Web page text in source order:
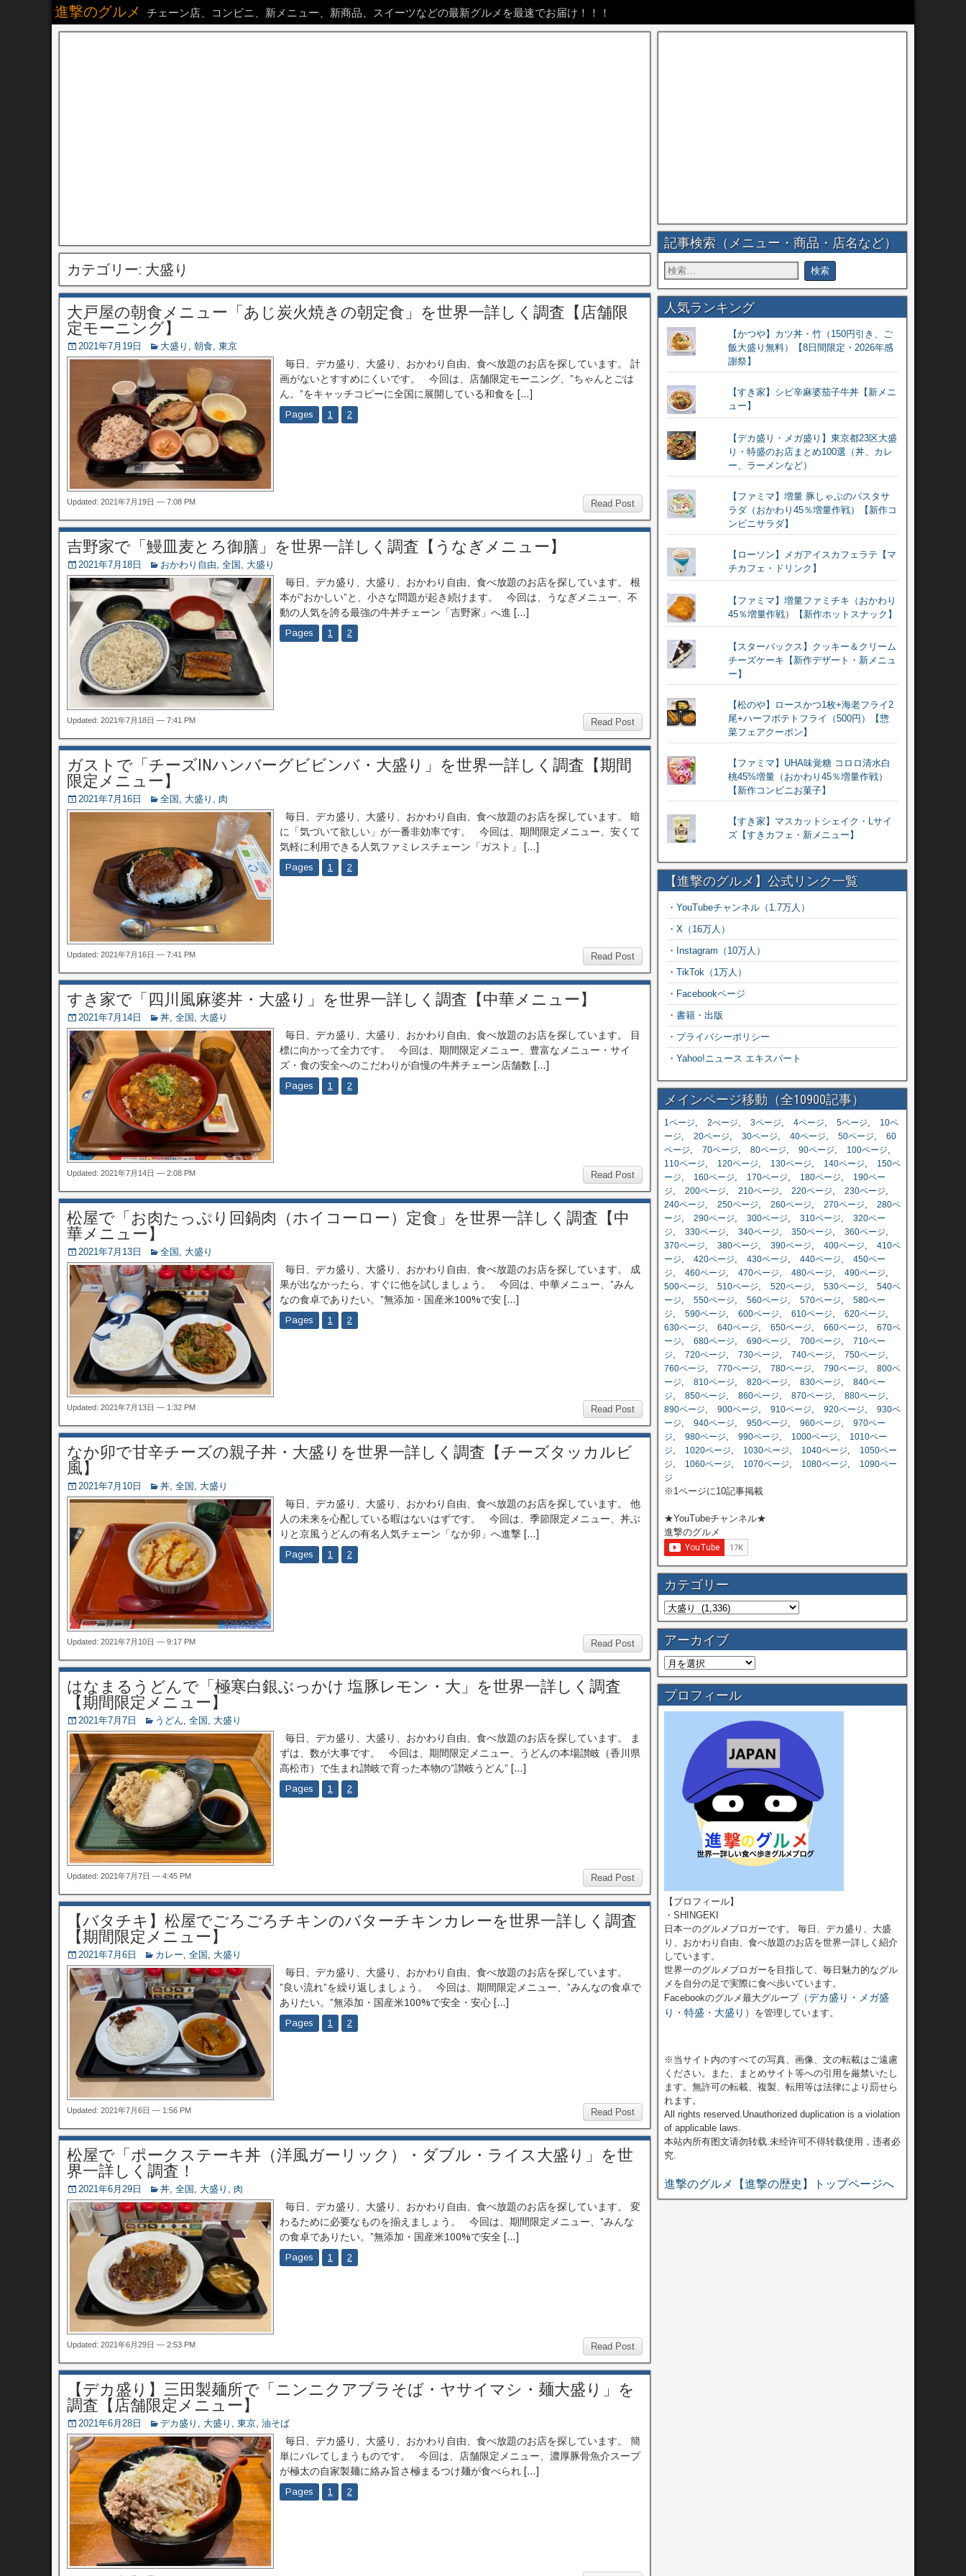
進撃のグルメ チェーン店、コンビニ、新メニュー、新商品、スイーツなどの最新グルメを最速でお届け！！！
カテゴリー: 大盛り
大戸屋の朝食メニュー「あじ炭火焼きの朝定食」を世界一詳しく調査【店舗限
定モーニング】
2021年7月19日 大盛り , 朝食, 東京
毎日、デカ盛り、大盛り、おかわり自由、食べ放題のお店を探しています。 計
画がないとすすめにくいです。 今回は、店舗限定モーニング、”ちゃんとごは
ん。”をキャッチコピーに全国に展開している和食を […]
Pages 1 2
Read Post
Updated: 2021年7月19日 — 7:08 PM
吉野家で「鰻皿麦とろ御膳」を世界一詳しく調査【うなぎメニュー】
2021年7月18日 おかわり自由, 全国 , 大盛り
毎日、デカ盛り、大盛り、おかわり自由、食べ放題のお店を探しています。 根
本が”おかしい”と、小さな問題が起き続けます。 今回は、うなぎメニュー、不
動の人気を誇る最強の牛丼チェーン「吉野家」へ進 […]
Pages 1 2
Read Post
Updated: 2021年7月18日 — 7:41 PM
ガストで「チーズINハンバーグビビンバ・大盛り」を世界一詳しく調査【期間
限定メニュー】
2021年7月16日 全国 , 大盛り , 肉
毎日、デカ盛り、大盛り、おかわり自由、食べ放題のお店を探しています。 暗
に「気づいて欲しい」が一番非効率です。 今回は、期間限定メニュー、安くて
気軽に利用できる人気ファミレスチェーン「ガスト」 […]
Pages 1 2
Read Post
Updated: 2021年7月16日 — 7:41 PM
すき家で「四川風麻婆丼・大盛り」を世界一詳しく調査【中華メニュー】
2021年7月14日 丼, 全国 , 大盛り
毎日、デカ盛り、大盛り、おかわり自由、食べ放題のお店を探しています。 目
標に向かって全力です。 今回は、期間限定メニュー、豊富なメニュー・サイ
ズ・食の安全へのこだわりが自慢の牛丼チェーン店舗数 […]
Pages 1 2
Read Post
Updated: 2021年7月14日 — 2:08 PM
松屋で「お肉たっぷり回鍋肉（ホイコーロー）定食」を世界一詳しく調査【中
華メニュー】
2021年7月13日 全国 , 大盛り
毎日、デカ盛り、大盛り、おかわり自由、食べ放題のお店を探しています。 成
果が出なかったら、すぐに他を試しましょう。 今回は、中華メニュー、”みん
なの食卓でありたい。”無添加・国産米100%で安 […]
Pages 1 2
Read Post
Updated: 2021年7月13日 — 1:32 PM
なか卯で甘辛チーズの親子丼・大盛りを世界一詳しく調査【チーズタッカルビ
風】
2021年7月10日 丼, 全国 , 大盛り
毎日、デカ盛り、大盛り、おかわり自由、食べ放題のお店を探しています。 他
人の未来を心配している暇はないはずです。 今回は、季節限定メニュー、丼ぶ
りと京風うどんの有名人気チェーン「なか卯」へ進撃 […]
Pages 1 2
Read Post
Updated: 2021年7月10日 — 9:17 PM
はなまるうどんで「極寒白銀ぶっかけ 塩豚レモン・大」を世界一詳しく調査
【期間限定メニュー】
2021年7月7日 うどん, 全国 , 大盛り
毎日、デカ盛り、大盛り、おかわり自由、食べ放題のお店を探しています。 ま
ずは、数が大事です。 今回は、期間限定メニュー、うどんの本場讃岐（香川県
高松市）で生まれ讃岐で育った本物の”讃岐うどん” […]
Pages 1 2
Read Post
Updated: 2021年7月7日 — 4:45 PM
【バタチキ】松屋でごろごろチキンのバターチキンカレーを世界一詳しく調査
【期間限定メニュー】
2021年7月6日 カレー, 全国 , 大盛り
毎日、デカ盛り、大盛り、おかわり自由、食べ放題のお店を探しています。
”良い流れ”を繰り返しましょう。 今回は、期間限定メニュー、”みんなの食卓で
ありたい。”無添加・国産米100%で安全・安心 […]
Pages 1 2
Read Post
Updated: 2021年7月6日 — 1:56 PM
松屋で「ポークステーキ丼（洋風ガーリック）・ダブル・ライス大盛り」を世
界一詳しく調査！
2021年6月29日 丼, 全国 , 大盛り , 肉
毎日、デカ盛り、大盛り、おかわり自由、食べ放題のお店を探しています。 変
わるために必要なものを揃えましょう。 今回は、期間限定メニュー、”みんな
の食卓でありたい。”無添加・国産米100%で安全 […]
Pages 1 2
Read Post
Updated: 2021年6月29日 — 2:53 PM
【デカ盛り】三田製麺所で「ニンニクアブラそば・ヤサイマシ・麺大盛り」を
調査【店舗限定メニュー】
2021年6月28日 デカ盛り , 大盛り , 東京, 油そば
毎日、デカ盛り、大盛り、おかわり自由、食べ放題のお店を探しています。 簡
単にバレてしまうものです。 今回は、店舗限定メニュー、濃厚豚骨魚介スープ
が極太の自家製麺に絡み旨さ極まるつけ麺が食べられ […]
Pages 1 2
記事検索（メニュー・商品・店名など）
人気ランキング
【かつや】カツ丼・竹（150円引き、ご
飯大盛り無料）【8日間限定・2026年感
謝祭】
【すき家】シビ辛麻婆茄子牛丼【新メニ
ュー】
【デカ盛り・メガ盛り】東京都23区大盛
り・特盛のお店まとめ100選（丼、カレ
ー、ラーメンなど）
【ファミマ】増量 豚しゃぶのパスタサ
ラダ（おかわり45％増量作戦）【新作コ
ンビニサラダ】
【ローソン】メガアイスカフェラテ【マ
チカフェ・ドリンク】
【ファミマ】増量ファミチキ（おかわり
45％増量作戦）【新作ホットスナック】
【スターバックス】クッキー＆クリーム
チーズケーキ【新作デザート・新メニュ
ー】
【松のや】ロースかつ1枚+海老フライ2
尾+ハーフポテトフライ（500円）【惣
菜フェアクーポン】
【ファミマ】UHA味覚糖 コロロ清水白
桃45%増量（おかわり45％増量作戦）
【新作コンビニお菓子】
【すき家】マスカットシェイク・Lサイ
ズ【すきカフェ・新メニュー】
【進撃のグルメ】公式リンク一覧
・ YouTubeチャンネル（1.7万人）
・ X（16万人）
・ Instagram（10万人）
・ TikTok（1万人）
・ Facebookページ
・ 書籍・出版
・ プライバシーポリシー
・ Yahoo!ニュース エキスパート
メインページ移動（全10900記事）
1ページ, 2ぺージ, 3ページ, 4ページ, 5ページ,
10ペ
ージ, 20ページ, 30ページ, 40ページ, 50ページ, 60
ページ, 70ページ, 80ページ, 90ページ, 100ページ,
110ページ, 120ページ, 130ページ, 140ページ,
150ペ
ージ, 160ページ, 170ページ, 180ページ,
190ペー
ジ, 200ページ, 210ページ, 220ページ, 230ページ,
240ページ, 250ページ, 260ページ, 270ページ, 280ペ
ージ, 290ページ, 300ページ, 310ページ, 320ペー
ジ, 330ページ, 340ページ, 350ページ, 360ページ,
370ページ, 380ページ, 390ページ, 400ページ, 410ペ
ージ, 420ページ, 430ページ, 440ページ, 450ペー
ジ, 460ページ, 470ページ, 480ページ, 490ページ,
500ページ, 510ページ, 520ページ, 530ページ, 540ペ
ージ, 550ページ, 560ページ, 570ページ, 580ペー
ジ, 590ページ, 600ページ, 610ページ, 620ページ,
630ページ, 640ページ, 650ページ, 660ページ, 670ペ
ージ, 680ページ, 690ページ, 700ページ, 710ペー
ジ, 720ページ, 730ページ, 740ページ, 750ページ,
760ページ, 770ページ, 780ページ, 790ページ, 800ペ
ージ, 810ページ, 820ページ, 830ページ, 840ペー
ジ, 850ページ, 860ページ, 870ページ, 880ページ,
890ページ, 900ページ, 910ページ, 920ページ, 930ペ
ージ, 940ページ, 950ページ, 960ページ, 970ペー
ジ, 980ページ, 990ページ, 1000ページ,
1010ペー
ジ, 1020ページ, 1030ページ, 1040ページ,
1050ペー
ジ, 1060ページ, 1070ページ, 1080ページ,
1090ペー
ジ
※1ページに10記事掲載
★YouTubeチャンネル★
進撃のグルメ
カテゴリー
アーカイブ
プロフィール
【プロフィール】
・SHINGEKI
日本一のグルメブロガーです。 毎日、デカ盛り、大盛
り、おかわり自由、食べ放題のお店を世界一詳しく紹介
しています。
世界一のグルメブロガーを目指して、毎日魅力的なグル
メを自分の足で実際に食べ歩いています。
Facebookのグルメ最大グループ（デカ盛り・メガ盛
り・特盛・大盛り） を管理しています。
※当サイト内のすべての写真、画像、文の転載はご遠慮
ください。また、まとめサイト等への引用を厳禁いたし
ます。無許可の転載、複製、転用等は法律により罰せら
れます。
All rights reserved.Unauthorized duplication is a violation
of applicable laws.
本站內所有图文请勿转载.未经许可不得转载使用，违者必
究.
進撃のグルメ【進撃の歴史】トップページへ